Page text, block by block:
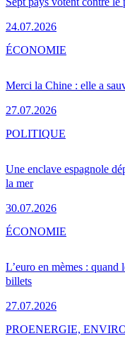
24.07.2026
Merci la Chine : elle a
27.07.2026
ÉCONOMIE
Une enclave espagnole
la mer
30.07.2026
POLITIQUE
L’euro en mèmes : quand
billets
27.07.2026
ÉCONOMIE
PROENERGIE,